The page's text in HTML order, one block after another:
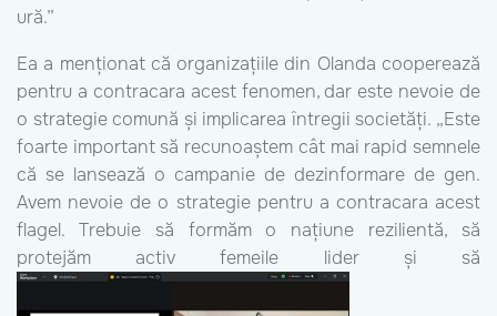
ură.”
Ea a menționat că organizațiile din Olanda cooperează
pentru a contracara acest fenomen, dar este nevoie de
o strategie comună și implicarea întregii societăți. „Este
foarte important să recunoaștem cât mai rapid semnele
că se lansează o campanie de dezinformare de gen.
Avem nevoie de o strategie pentru a contracara acest
flagel. Trebuie să formăm o națiune rezilientă, să
protejăm activ femeile lider și să